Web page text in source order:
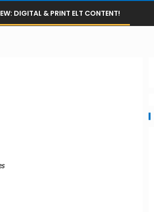
DIGITAL & PRINT ELT CONTENT!